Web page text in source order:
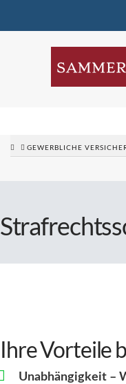
GEWERBLICHE
Ihre Vorteile
Unabhängigkeit –